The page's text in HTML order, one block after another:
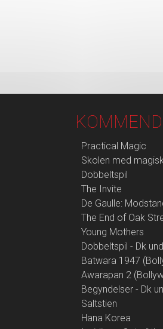
Practical Magic
Skolen med
Dobbeltspil
The Invite
De Gaulle:
The End of Oak
Young Mothers
Dobbeltspil - Dk
Batwara 1947
Awarapan 2
Begyndelser - Dk
Saltstien
Hana Korea